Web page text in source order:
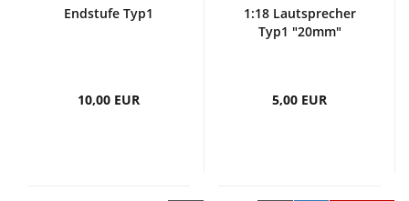
Endstufe Typ1
10,00 EUR
1:18 Lautsprecher
Typ1 "20mm"
5,00 EUR